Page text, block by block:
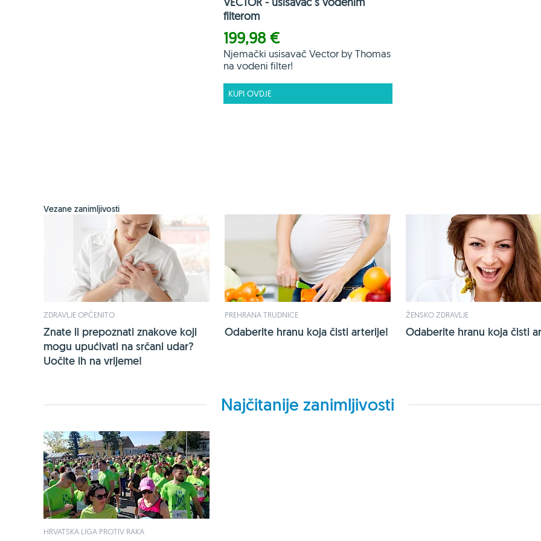
filterom
199,98 €
Njemački usisavač Vector by Thomas
na vodeni filter!
KUPI OVDJE
Vezane zanimljivosti
ZDRAVLJE OPĆENITO
Znate li prepoznati znakove koji
mogu upućivati na srčani udar?
Uočite ih na vrijeme!
PREHRANA TRUDNICE
Odaberite hranu koja čisti arterije!
ŽENSKO ZDRAVLJE
Odaberite hranu koja čisti
Najčitanije zanimljivosti
HRVATSKA LIGA PROTIV RAKA